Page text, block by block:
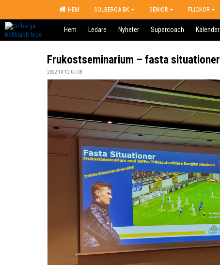
HEM SOLBERGA BK SENIOR FLICKOR
Hem Ledare Nyheter Supercoach Kalender
Frukostseminarium – fasta situationer
2022-10-12 07:08